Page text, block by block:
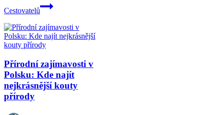
Cestovatelů
Přírodní zajímavosti v
Polsku: Kde najít
nejkrásnější kouty
přírody